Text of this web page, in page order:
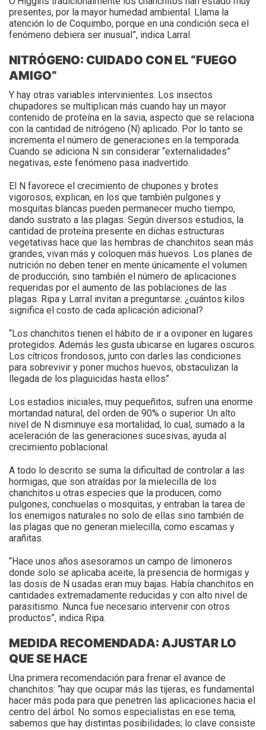
presentes, por la mayor humedad ambiental. Llama la
atención lo de Coquimbo, porque en una condición seca el
fenómeno debiera ser inusual”, indica Larral.
NITRÓGENO: CUIDADO CON EL “FUEGO
AMIGO”
Y hay otras variables intervinientes. Los insectos
chupadores se multiplican más cuando hay un mayor
contenido de proteína en la savia, aspecto que se relaciona
con la cantidad de nitrógeno (N) aplicado. Por lo tanto se
incrementa el número de generaciones en la temporada.
Cuando se adiciona N sin considerar “externalidades”
negativas, este fenómeno pasa inadvertido.
El N favorece el crecimiento de chupones y brotes
vigorosos, explican, en los que también pulgones y
mosquitas blancas pueden permanecer mucho tiempo,
dando sustrato a las plagas. Según diversos estudios, la
cantidad de proteína presente en dichas estructuras
vegetativas hace que las hembras de chanchitos sean más
grandes, vivan más y coloquen más huevos. Los planes de
nutrición no deben tener en mente únicamente el volumen
de producción, sino también el número de aplicaciones
requeridas por el aumento de las poblaciones de las
plagas. Ripa y Larral invitan a preguntarse: ¿cuántos kilos
significa el costo de cada aplicación adicional?
“Los chanchitos tienen el hábito de ir a oviponer en lugares
protegidos. Además les gusta ubicarse en lugares oscuros.
Los cítricos frondosos, junto con darles las condiciones
para sobrevivir y poner muchos huevos, obstaculizan la
llegada de los plaguicidas hasta ellos”.
Los estadios iniciales, muy pequeñitos, sufren una enorme
mortandad natural, del orden de 90% o superior. Un alto
nivel de N disminuye esa mortalidad, lo cual, sumado a la
aceleración de las generaciones sucesivas, ayuda al
crecimiento poblacional.
A todo lo descrito se suma la dificultad de controlar a las
hormigas, que son atraídas por la mielecilla de los
chanchitos u otras especies que la producen, como
pulgones, conchuelas o mosquitas, y entraban la tarea de
los enemigos naturales no solo de ellas sino también de
las plagas que no generan mielecilla, como escamas y
arañitas.
“Hace unos años asesoramos un campo de limoneros
donde solo se aplicaba aceite, la presencia de hormigas y
las dosis de N usadas eran muy bajas. Había chanchitos en
cantidades extremadamente reducidas y con alto nivel de
parasitismo. Nunca fue necesario intervenir con otros
productos”, indica Ripa.
MEDIDA RECOMENDADA: AJUSTAR LO
QUE SE HACE
Una primera recomendación para frenar el avance de
chanchitos: “hay que ocupar más las tijeras, es fundamental
hacer más poda para que penetren las aplicaciones hacia el
centro del árbol. No somos especialistas en ese tema,
sabemos que hay distintas posibilidades; lo clave consiste